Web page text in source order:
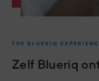
THE BLUERIQ
Zelf Blueriq